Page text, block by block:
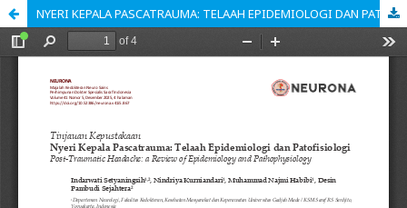
NYERI KEPALA PASCATRAUMA: TELAAH EPIDEMIOLOGI DAN PATOFISIOLOGI